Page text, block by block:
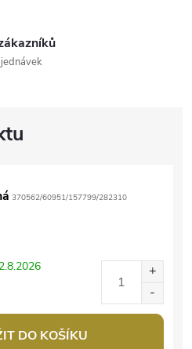
370562/60951/157799/282310
DO KOŠÍKU